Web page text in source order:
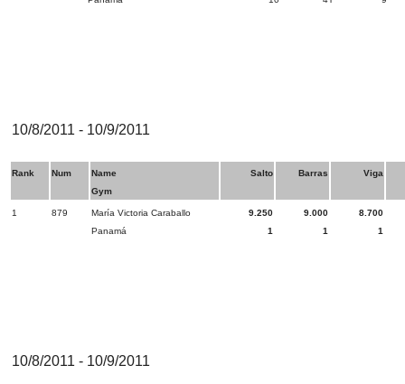
10/8/2011 - 10/9/2011
Rank Num
Name
Gym
Salto Barras Viga
1 879
María Victoria Caraballo
Panamá
9.250
1
9.000
1
8.700
1
10/8/2011 - 10/9/2011